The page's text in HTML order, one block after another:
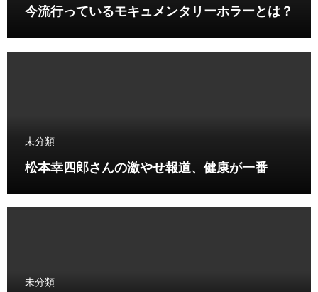
今流行っているモキュメンタリーホラーとは？
未分類
松本幸四郎さんの激やせ報道、健康が一番
未分類